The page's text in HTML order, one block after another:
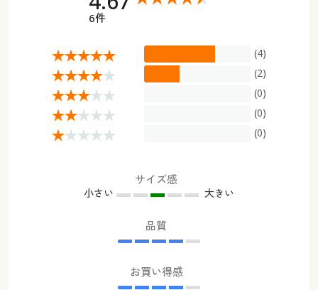
6件
(4)
(2)
(0)
(0)
(0)
サイズ感
小さい 大きい
品質
お買い得感